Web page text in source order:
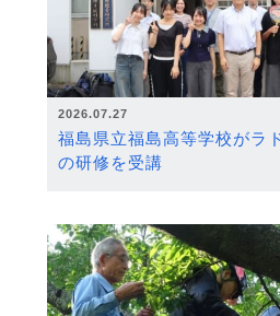
2026.07.27
福島県立福島高等学校がラ
の研修を受講